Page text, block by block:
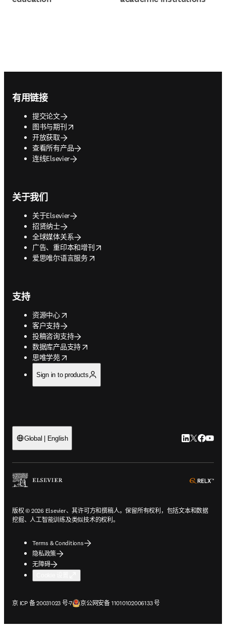
有用链接
提交论文
图书与期刊
opens in new tab/window
开放获取
查看所有产品
连线Elsevier
关于我们
关于Elsevier
招贤纳士
全球媒体关系
广告、重印本和增刊
opens in new tab/window
爱思唯尔语言服务
opens in new tab/window
支持
资源中心
opens in new tab/window
客户支持
投稿咨询支持
数据库产品支持
opens in new tab/window
思唯学苑
opens in new tab/window
Sign in to products
Global | English LinkedIn 在
Twitter 在
版权 © 2026 Elsevier、其许可方和撰稿人。保留所有权利，包括文本和数据
挖掘、人工智能训练及类似技术的权利。
Terms & Conditions
隐私政策
无障碍
京 ICP 备 20031023 号-7
在新的选项卡/窗口中打开京公网安备 11010102006133 号
在新的选项卡/窗口中打开